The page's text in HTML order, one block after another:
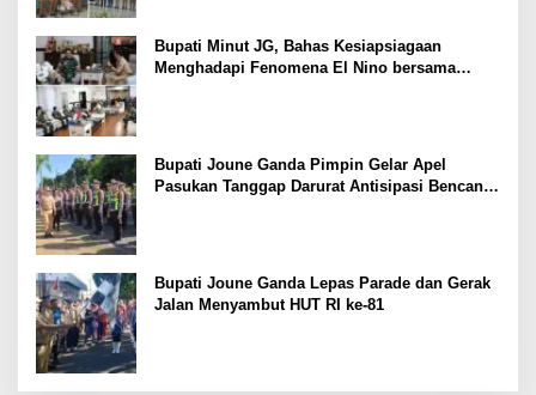
Bupati Minut JG, Bahas Kesiapsiagaan
Menghadapi Fenomena El Nino bersama
Bupati Joune Ganda Pimpin Gelar Apel
Pasukan Tanggap Darurat Antisipasi Bencana
Bupati Joune Ganda Lepas Parade dan Gerak
Jalan Menyambut HUT RI ke-81